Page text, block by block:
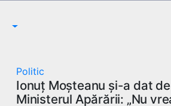
Politic
Ionuț Moșteanu și-a dat
Ministerul Apărării: „Nu